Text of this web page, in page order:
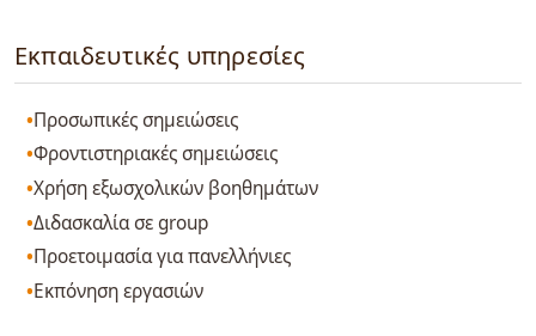
Εκπαιδευτικές υπηρεσίες
Προσωπικές σημειώσεις
Φροντιστηριακές σημειώσεις
Χρήση εξωσχολικών βοηθημάτων
Διδασκαλία σε group
Προετοιμασία για πανελλήνιες
Εκπόνηση εργασιών